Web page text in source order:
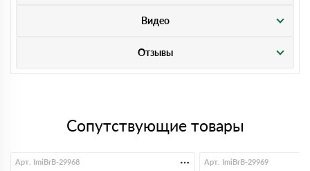
Видео
Отзывы
Сопутствующие товары
Арт. ImiBrB-29968 Арт. ImiBrB-29969